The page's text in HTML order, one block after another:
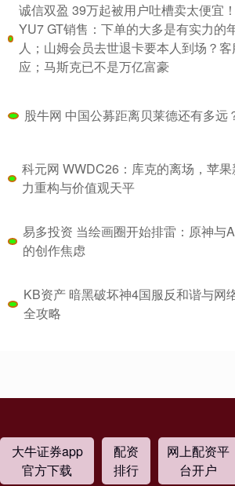
诚信双盈 39万起被用户吐槽卖太便宜
YU7 GT销售：下单的大多是有实力的
人；山姆会员去世退卡要本人到场？客
应；马斯克已不是万亿富豪
股牛网 中国公募距离贝莱德还有多远
科元网 WWDC26：库克的离场，苹果
力重构与价值观天平
易多投资 当绘画圈开始排雷：原神与
的创作焦虑
KB资产 暗黑破坏神4国服反和谐与网
全攻略
大牛证券app
官方下载
配资
排行
网上配资平
台开户